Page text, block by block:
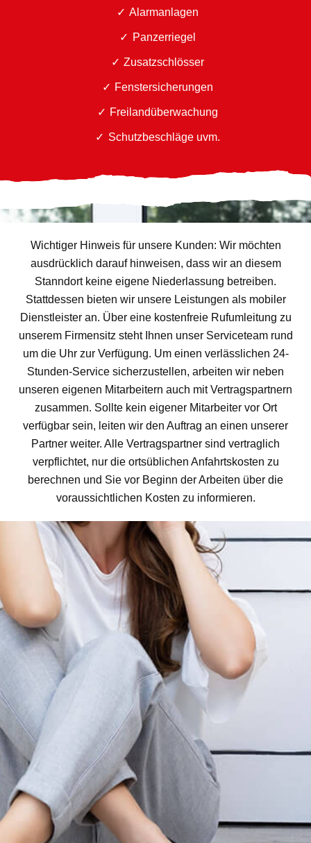
Alarmanlagen
Panzerriegel
Zusatzschlösser
Fenstersicherungen
Freilandüberwachung
Schutzbeschläge uvm.
Wichtiger Hinweis für unsere Kunden: Wir möchten
ausdrücklich darauf hinweisen, dass wir an diesem
Stanndort keine eigene Niederlassung betreiben.
Stattdessen bieten wir unsere Leistungen als mobiler
Dienstleister an. Über eine kostenfreie Rufumleitung zu
unserem Firmensitz steht Ihnen unser Serviceteam rund
um die Uhr zur Verfügung. Um einen verlässlichen 24-
Stunden-Service sicherzustellen, arbeiten wir neben
unseren eigenen Mitarbeitern auch mit Vertragspartnern
zusammen. Sollte kein eigener Mitarbeiter vor Ort
verfügbar sein, leiten wir den Auftrag an einen unserer
Partner weiter. Alle Vertragspartner sind vertraglich
verpflichtet, nur die ortsüblichen Anfahrtskosten zu
berechnen und Sie vor Beginn der Arbeiten über die
voraussichtlichen Kosten zu informieren.